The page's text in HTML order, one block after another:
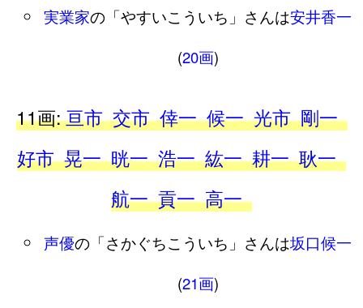
実業家の「やすいこういち」さんは安井香一
(20画)
11画:亘市 交市 倖一 候一 光市 剛一
好市 晃一 晄一 浩一 紘一 耕一 耿一
航一 貢一 高一
声優の「さかぐちこういち」さんは坂口候一
(21画)